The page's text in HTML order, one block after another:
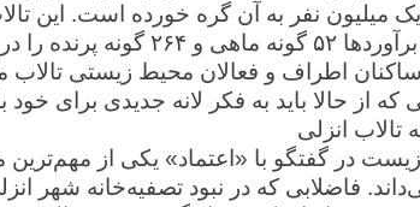
میلیون نفر به آن گره خورده است. این
در شمال کشور است طبق برآورد‌ها
ساکنان اطراف و فعالان محیط زیستی تالاب
از حالا باید به فکر لانه جدیدی برای خود
فاضلابی که در نبود تصفیه‌خانه شهر